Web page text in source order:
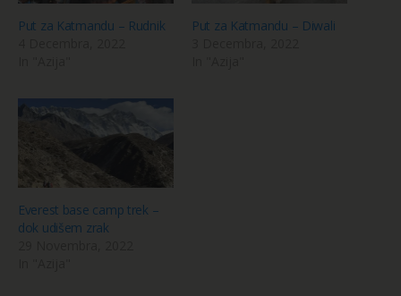
Put za Katmandu – Rudnik
Put za Katmandu – Diwali
Everest base camp trek –
dok udišem zrak